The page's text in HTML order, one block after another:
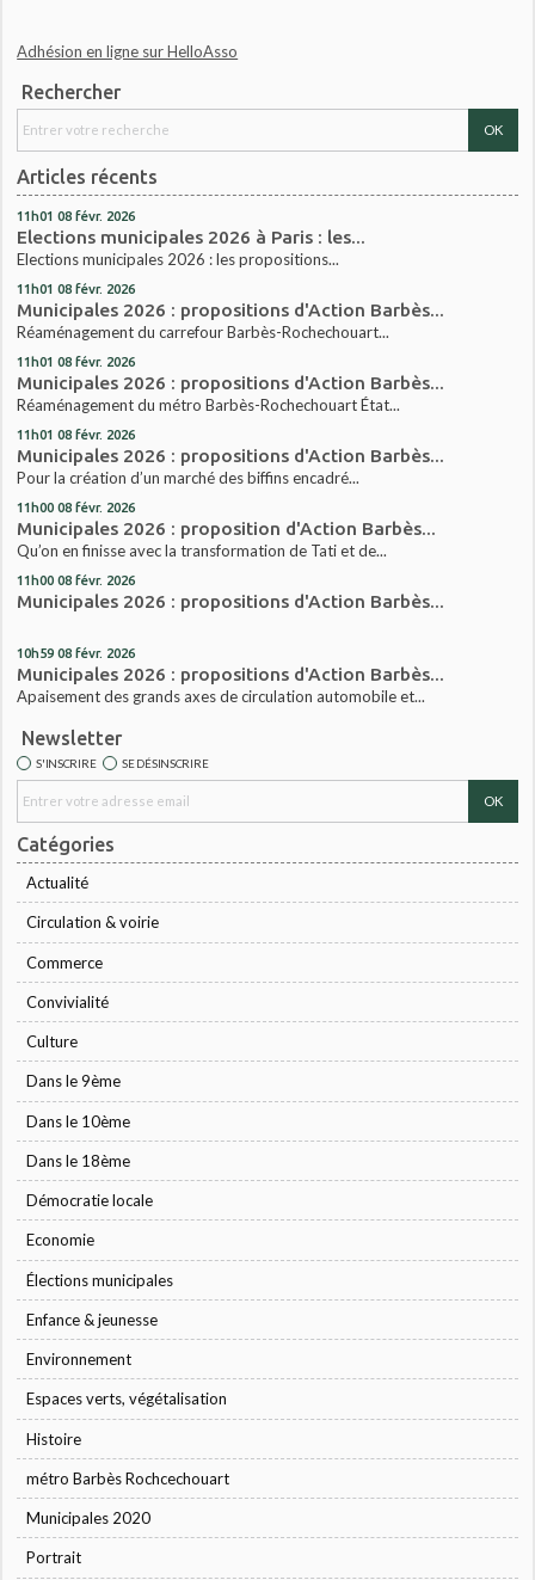
Adhésion en ligne sur HelloAsso
Rechercher
Articles récents
11h01 08 févr. 2026
Elections municipales 2026 à Paris : les...
Elections municipales 2026 : les propositions...
11h01 08 févr. 2026
Municipales 2026 : propositions d'Action Barbès...
Réaménagement du carrefour Barbès-Rochechouart...
11h01 08 févr. 2026
Municipales 2026 : propositions d'Action Barbès...
Réaménagement du métro Barbès-Rochechouart État...
11h01 08 févr. 2026
Municipales 2026 : propositions d'Action Barbès...
Pour la création d’un marché des biffins encadré...
11h00 08 févr. 2026
Municipales 2026 : proposition d'Action Barbès...
Qu’on en finisse avec la transformation de Tati et de...
11h00 08 févr. 2026
Municipales 2026 : propositions d'Action Barbès...
10h59 08 févr. 2026
Municipales 2026 : propositions d'Action Barbès...
Apaisement des grands axes de circulation automobile et...
Newsletter
S'INSCRIRE SE DÉSINSCRIRE
Catégories
Actualité
Circulation & voirie
Commerce
Convivialité
Culture
Dans le 9ème
Dans le 10ème
Dans le 18ème
Démocratie locale
Economie
Élections municipales
Enfance & jeunesse
Environnement
Espaces verts, végétalisation
Histoire
métro Barbès Rochcechouart
Municipales 2020
Portrait